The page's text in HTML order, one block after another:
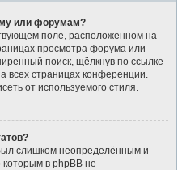
или форумам?
поле, расположенном на
просмотра форума или
поиск, щёлкнув по ссылке
всех страницах конференции.
от используемого стиля.
слишком неопределённым и
которым в phpBB не